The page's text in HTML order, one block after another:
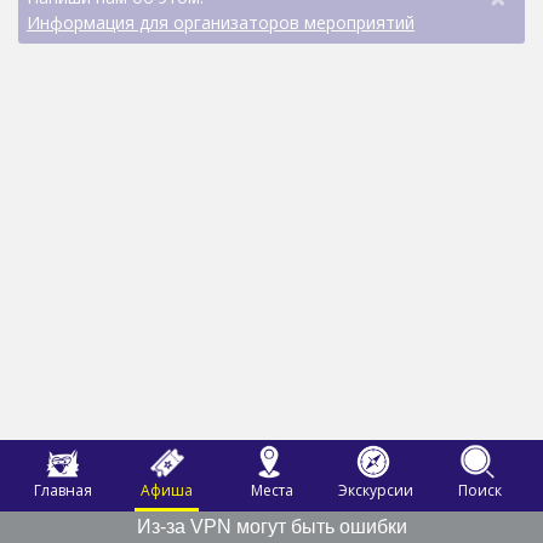
Главная Афиша Места Экскурсии
Поиск
Из-за VPN могут быть ошибки
Информация для организаторов мероприятий